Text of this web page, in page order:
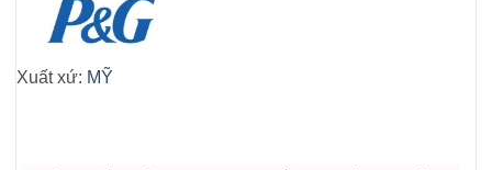
Xuất xứ: MỸ